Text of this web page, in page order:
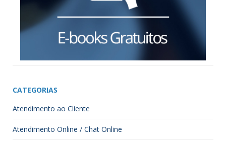
CATEGORIAS
Atendimento ao Cliente
Atendimento Online / Chat Online